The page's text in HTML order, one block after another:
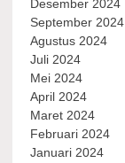
Desember 2024
September 2024
Agustus 2024
Juli 2024
Mei 2024
April 2024
Maret 2024
Februari 2024
Januari 2024